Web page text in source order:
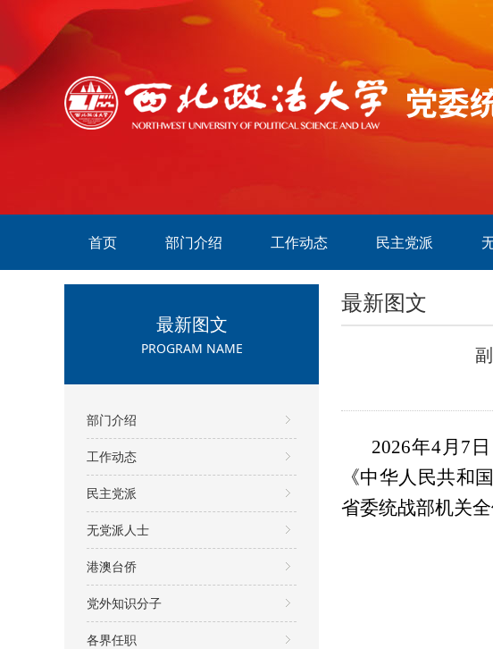
首页 部门介绍 工作动态 民主党派
最新图文
PROGRAM NAME
部门介绍
工作动态
民主党派
无党派人士
港澳台侨
党外知识分子
各界任职
最新图文
2026年4月7
《中华人民共和
省委统战部机关